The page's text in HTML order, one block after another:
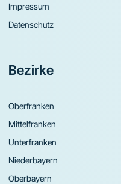
Impressum
Datenschutz
Bezirke
Oberfranken
Mittelfranken
Unterfranken
Niederbayern
Oberbayern